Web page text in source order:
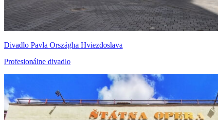
Divadlo Pavla Országha Hviezdoslava
Profesionálne divadlo